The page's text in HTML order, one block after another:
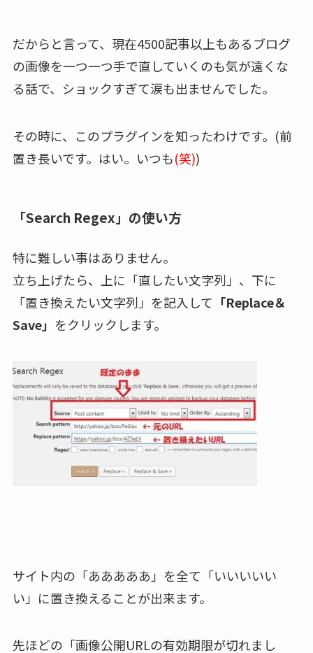
だからと言って、現在4500記事以上もあるブログ
の画像を一つ一つ手で直していくのも気が遠くな
る話で、ショックすぎて涙も出ませんでした。
その時に、このプラグインを知ったわけです。(前
置き長いです。はい。いつも(笑))
「Search Regex」の使い方
特に難しい事はありません。
立ち上げたら、上に「直したい文字列」、下に
「置き換えたい文字列」を記入して 「Replace＆
Save」 をクリックします。
サイト内の「あああああ」を全て「いいいいい
い」に置き換えることが出来ます。
先ほどの「画像公開URLの有効期限が切れまし